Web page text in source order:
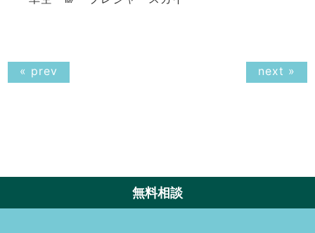
« prev next »
無料相談